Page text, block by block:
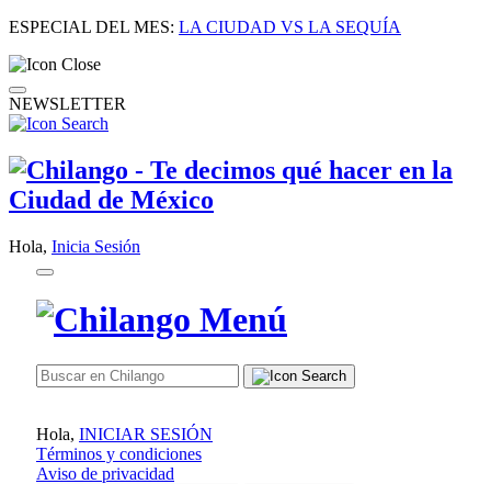
ESPECIAL DEL MES: LA CIUDAD VS LA SEQUÍA
NEWSLETTER
Hola, Inicia Sesión
Hola, INICIAR SESIÓN
Términos y condiciones
Aviso de privacidad